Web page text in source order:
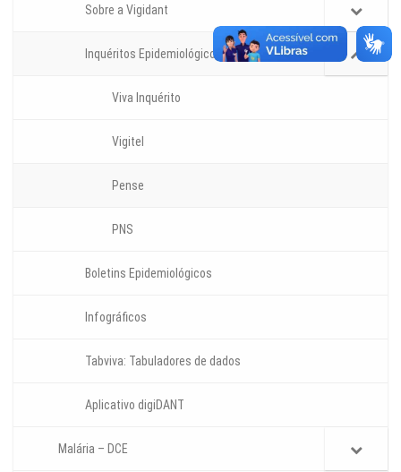
Sobre a Vigidant
Inquéritos Epidemiológicos
Viva Inquérito
Vigitel
Pense
PNS
Boletins Epidemiológicos
Infográficos
Tabviva: Tabuladores de dados
Aplicativo digiDANT
Malária – DCE